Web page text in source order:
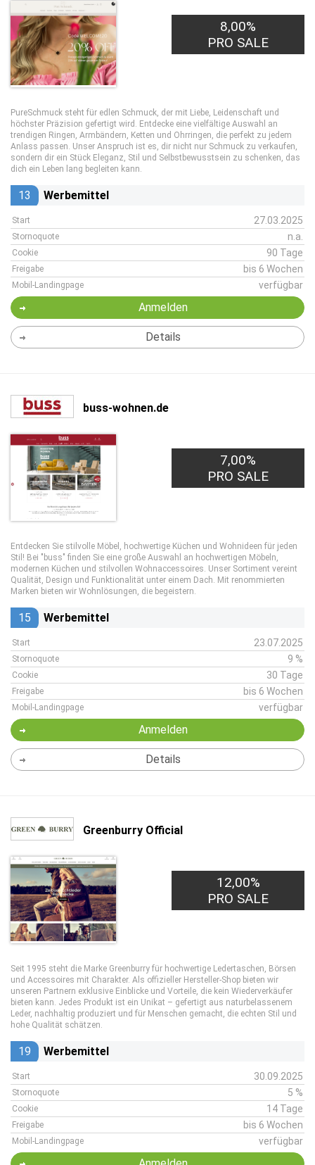
8,00%
PRO SALE
PureSchmuck steht für edlen Schmuck, der mit Liebe, Leidenschaft und
höchster Präzision gefertigt wird. Entdecke eine vielfältige Auswahl an
trendigen Ringen, Armbändern, Ketten und Ohrringen, die perfekt zu jedem
Anlass passen. Unser Anspruch ist es, dir nicht nur Schmuck zu verkaufen,
sondern dir ein Stück Eleganz, Stil und Selbstbewusstsein zu schenken, das
dich ein Leben lang begleiten kann.
13 Werbemittel
Start 27.03.2025
Stornoquote n.a.
Cookie 90 Tage
Freigabe bis 6 Wochen
Mobil-Landingpage verfügbar
Anmelden
Details
buss-wohnen.de
7,00%
PRO SALE
Entdecken Sie stilvolle Möbel, hochwertige Küchen und Wohnideen für jeden
Stil! Bei "buss" finden Sie eine große Auswahl an hochwertigen Möbeln,
modernen Küchen und stilvollen Wohnaccessoires. Unser Sortiment vereint
Qualität, Design und Funktionalität unter einem Dach. Mit renommierten
Marken bieten wir Wohnlösungen, die begeistern.
15 Werbemittel
Start 23.07.2025
Stornoquote 9 %
Cookie 30 Tage
Freigabe bis 6 Wochen
Mobil-Landingpage verfügbar
Anmelden
Details
Greenburry Official
12,00%
PRO SALE
Seit 1995 steht die Marke Greenburry für hochwertige Ledertaschen, Börsen
und Accessoires mit Charakter. Als offizieller Hersteller-Shop bieten wir
unseren Partnern exklusive Einblicke und Vorteile, die kein Wiederverkäufer
bieten kann. Jedes Produkt ist ein Unikat – gefertigt aus naturbelassenem
Leder, nachhaltig produziert und für Menschen gemacht, die echten Stil und
hohe Qualität schätzen.
19 Werbemittel
Start 30.09.2025
Stornoquote 5 %
Cookie 14 Tage
Freigabe bis 6 Wochen
Mobil-Landingpage verfügbar